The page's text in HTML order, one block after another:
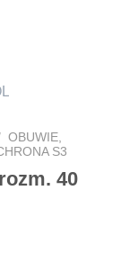
OBUWIE,
S3
40